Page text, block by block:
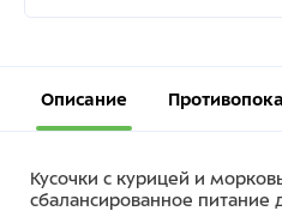
Описание
Кусочки с курицей и
сбалансированное